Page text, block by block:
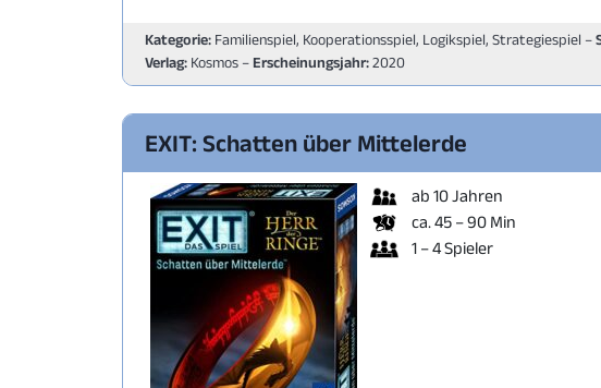
Kategorie: Familienspiel, Kooperationsspiel, Logikspiel, Strategiespiel –
Verlag: Kosmos – Erscheinungsjahr:2020
EXIT: Schatten über Mittelerde
ab 10 Jahren
ca. 45 – 90 Min
1 – 4 Spieler